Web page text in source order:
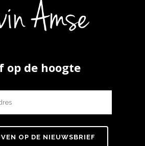
op de hoogte